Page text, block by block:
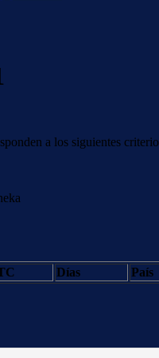
a los siguientes
Días País